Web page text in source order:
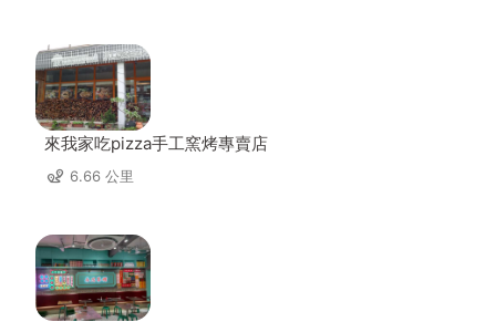
來我家吃pizza手工窯烤專賣店
6.66 公里